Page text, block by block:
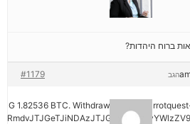
ברוח היהדות?
#1179 הגב
1.82536 BTC. Withdraw =>>